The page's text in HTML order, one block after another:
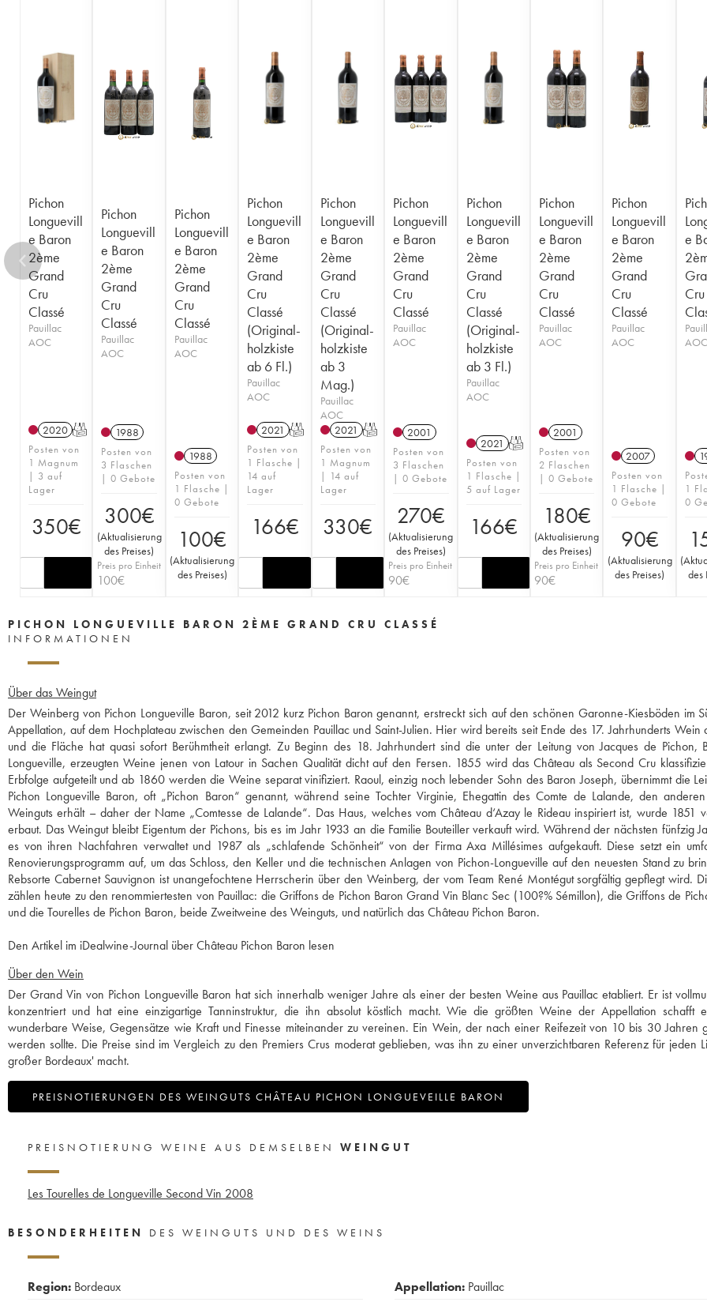
1940 1938
1916
Pichon
Longuevill
e Baron
2ème
Grand
Cru
Classé
Pauillac
AOC
2020 T
Posten von
1 Magnum
| 3 auf
Lager
350€
Pichon
Longuevill
e Baron
2ème
Grand
Cru
Classé
Pauillac
AOC
1988
Posten von
3 Flaschen
| 0 Gebote
300€
(Aktualisierung
des Preises)
Preis pro Einheit
100€
Pichon
Longuevill
e Baron
2ème
Grand
Cru
Classé
Pauillac
AOC
1988
Posten von
1 Flasche |
0 Gebote
100€
(Aktualisierung
des Preises)
Pichon
Longuevill
e Baron
2ème
Grand
Cru
Classé
(Original-
holzkiste
ab 6 Fl.)
Pauillac
AOC
2021 T
Posten von
1 Flasche |
14 auf
Lager
166€
Pichon
Longuevill
e Baron
2ème
Grand
Cru
Classé
(Original-
holzkiste
ab 3
Mag.)
Pauillac
AOC
2021 T
Posten von
1 Magnum
| 14 auf
Lager
330€
Pichon
Longuevill
e Baron
2ème
Grand
Cru
Classé
Pauillac
AOC
2001
Posten von
3 Flaschen
| 0 Gebote
270€
(Aktualisierung
des Preises)
Preis pro Einheit
90€
Pichon
Longuevill
e Baron
2ème
Grand
Cru
Classé
(Original-
holzkiste
ab 3 Fl.)
Pauillac
AOC
2021 T
Posten von
1 Flasche |
5 auf Lager
166€
Pichon
Longuevill
e Baron
2ème
Grand
Cru
Classé
Pauillac
AOC
2001
Posten von
2 Flaschen
| 0 Gebote
180€
(Aktualisierung
des Preises)
Preis pro Einheit
90€
Pichon
Longuevill
e Baron
2ème
Grand
Cru
Classé
Pauillac
AOC
2007
Posten von
1 Flasche |
0 Gebote
90€
(Aktualisierung
des Preises)
e
Cru
AOC
1
0
(
des
PICHON LONGUEVILLE BARON 2ÈME GRAND CRU CLASSÉ
INFORMATIONEN
Über das Weingut
Der Weinberg von Pichon Longueville Baron, seit 2012 kurz Pichon Baron genannt, erstreckt sich auf den schönen Garonne-Kiesböden im
Appellation, auf dem Hochplateau zwischen den Gemeinden Pauillac und Saint-Julien. Hier wird bereits seit Ende des 17. Jahrhunderts Wein
und die Fläche hat quasi sofort Berühmtheit erlangt. Zu Beginn des 18. Jahrhundert sind die unter der Leitung von Jacques de Pichon,
Longueville, erzeugten Weine jenen von Latour in Sachen Qualität dicht auf den Fersen. 1855 wird das Château als Second Cru
Erbfolge aufgeteilt und ab 1860 werden die Weine separat vinifiziert. Raoul, einzig noch lebender Sohn des Baron Joseph, übernimmt die
Pichon Longueville Baron, oft „Pichon Baron“ genannt, während seine Tochter Virginie, Ehegattin des Comte de Lalande, den
Weinguts erhält – daher der Name „Comtesse de Lalande“. Das Haus, welches vom Château d‘Azay le Rideau inspiriert ist, wurde 1851
erbaut. Das Weingut bleibt Eigentum der Pichons, bis es im Jahr 1933 an die Familie Bouteiller verkauft wird. Während der nächsten fünfzig
es von ihren Nachfahren verwaltet und 1987 als „schlafende Schönheit“ von der Firma Axa Millésimes aufgekauft. Diese setzt ein
Renovierungsprogramm auf, um das Schloss, den Keller und die technischen Anlagen von Pichon-Longueville auf den neuesten Stand zu
Rebsorte Cabernet Sauvignon ist unangefochtene Herrscherin über den Weinberg, der vom Team René Montégut sorgfältig gepflegt wird.
zählen heute zu den renommiertesten von Pauillac: die Griffons de Pichon Baron Grand Vin Blanc Sec (100?% Sémillon), die Griffons de
und die Tourelles de Pichon Baron, beide Zweitweine des Weinguts, und natürlich das Château Pichon Baron.
Den Artikel im iDealwine-Journal über Château Pichon Baron lesen
Über den Wein
Der Grand Vin von Pichon Longueville Baron hat sich innerhalb weniger Jahre als einer der besten Weine aus Pauillac etabliert. Er ist
konzentriert und hat eine einzigartige Tanninstruktur, die ihn absolut köstlich macht. Wie die größten Weine der Appellation schafft
wunderbare Weise, Gegensätze wie Kraft und Finesse miteinander zu vereinen. Ein Wein, der nach einer Reifezeit von 10 bis 30 Jahren
werden sollte. Die Preise sind im Vergleich zu den Premiers Crus moderat geblieben, was ihn zu einer unverzichtbaren Referenz für jeden
großer Bordeaux' macht.
PREISNOTIERUNGEN DES WEINGUTS CHÂTEAU PICHON LONGUEVEILLE BARON
PREISNOTIERUNG WEINE AUS DEMSELBEN WEINGUT
Les Tourelles de Longueville Second Vin 2008
BESONDERHEITEN DES WEINGUTS UND DES WEINS
Region: Bordeaux
Appellation: Pauillac